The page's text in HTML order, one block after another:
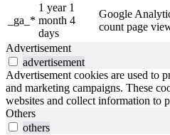
_ga_*
1 year 1
month 4
days
Google
count page
Advertisement
advertisement
Advertisement cookies are used to
and marketing campaigns. These
websites and collect information to
Others
others